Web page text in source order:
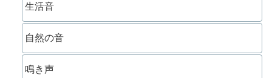
生活音
自然の音
鳴き声